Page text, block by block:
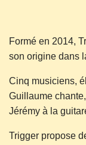
Formé en 2014,
son origine dans
Cinq musiciens,
Guillaume
Jérémy à la
Trigger propose